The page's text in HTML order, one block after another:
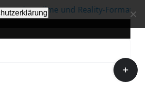
Filme und Reality-Formate an
Toggle
Sliding